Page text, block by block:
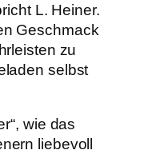
L. Heiner.
Geschmack
zu
selbst
wie das
liebevoll